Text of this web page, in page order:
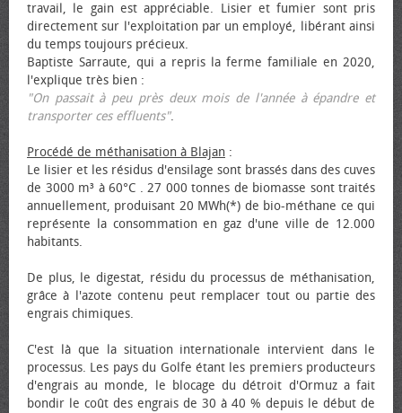
travail, le gain est appréciable. Lisier et fumier sont pris
directement sur l'exploitation par un employé, libérant ainsi
du temps toujours précieux.
Baptiste Sarraute, qui a repris la ferme familiale en 2020,
l'explique très bien :
"On passait à peu près deux mois de l'année à épandre et
transporter ces effluents".
Procédé de méthanisation à Blajan :
Le lisier et les résidus d'ensilage sont brassés dans des cuves
de 3000 m³ à 60°C . 27 000 tonnes de biomasse sont traités
annuellement, produisant 20 MWh(*) de bio-méthane ce qui
représente la consommation en gaz d'une ville de 12.000
habitants.
De plus, le digestat, résidu du processus de méthanisation,
grâce à l'azote contenu peut remplacer tout ou partie des
engrais chimiques.
C'est là que la situation internationale intervient dans le
processus. Les pays du Golfe étant les premiers producteurs
d'engrais au monde, le blocage du détroit d'Ormuz a fait
bondir le coût des engrais de 30 à 40 % depuis le début de